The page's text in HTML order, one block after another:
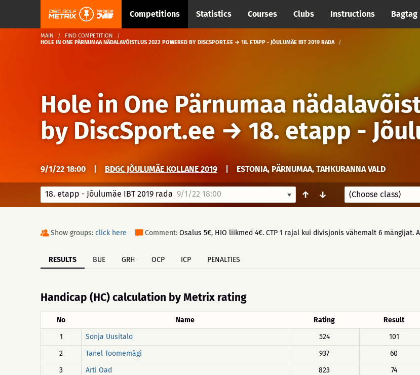
Competitions Statistics Courses Clubs Instructions Bagtag
MAIN
FIND COMPETITION
HOLE IN ONE PÄRNUMAA NÄDALAVÕISTLUS 2022 POWERED BY DISCSPORT.EE → 18. ETAPP - JÕULUMÄE IBT 2019 RADA
Hole in One Pärnumaa
by DiscSport.ee → 18. etapp -
9/1/22 18:00 BDGC JÕULUMÄE KOLLANE 2019 ESTONIA, PÄRNUMAA, TAHKURANNA VALD
18. etapp - Jõulumäe IBT 2019 rada 9/1/22 18:00 ↑ ↓
Show groups: click here Comment: Osalus 5€, HIO liikmed 4€. CTP 1 rajal kui divisjonis vähemalt 6 mängijat.
RESULTS BUE GRH OCP ICP PENALTIES
Handicap (HC) calculation by Metrix rating
No Name Rating Result
1
Sonja Uusitalo 524 101
2
Tanel Toomemägi 937 60
3
Arti Oad 823 74